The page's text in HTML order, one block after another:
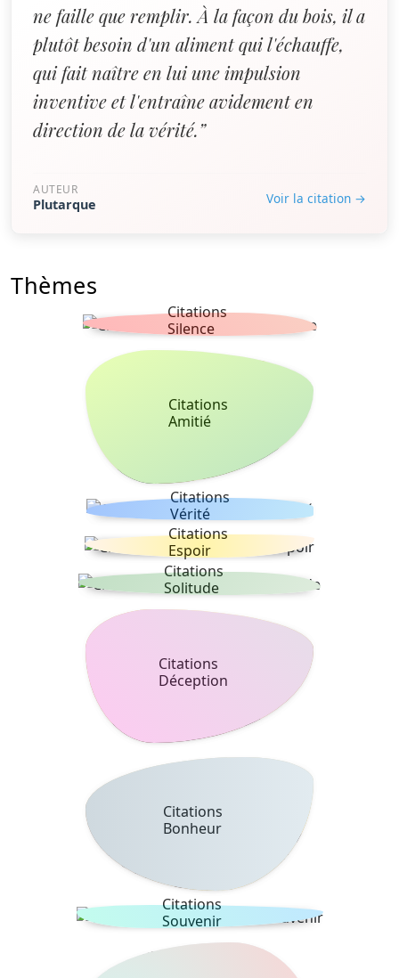
ne faille que remplir. À la façon du bois, il a
plutôt besoin d'un aliment qui l'échauffe,
qui fait naître en lui une impulsion
inventive et l'entraîne avidement en
direction de la vérité.”
AUTEUR
Plutarque Voir la citation →
Thèmes
Citations
Silence
Citations
Amitié
Citations
Vérité
Citations
Espoir
Citations
Solitude
Citations
Déception
Citations
Bonheur
Citations
Souvenir